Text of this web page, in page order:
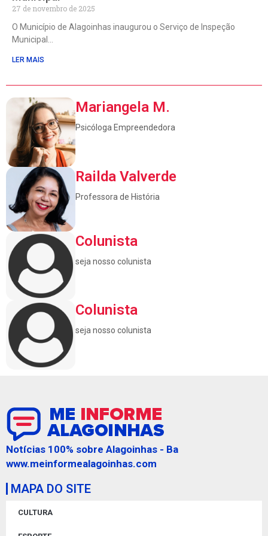
27 de novembro de 2025
O Município de Alagoinhas inaugurou o Serviço de Inspeção
Municipal
LER MAIS
Mariangela M.
Psicóloga Empreendedora
Railda Valverde
Professora de História
Colunista
seja nosso colunista
Colunista
seja nosso colunista
Notícias 100% sobre Alagoinhas - Ba
www.meinformealagoinhas.com
MAPA DO SITE
CULTURA